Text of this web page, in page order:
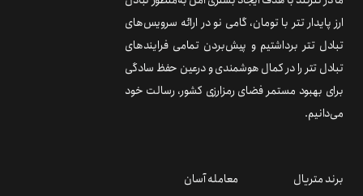
ارز پایدار تتر با تومان، گامی نو در ارائه سرویس‌های
تبادل تتر برداشتیم و پیش‌بردن تمامی فرایندهای
تبادل تتر را در کمال هوشمندی و درعین حفظ سادگی
برای بهبود مستمر فضای رمزارزی کشور، رسالت خود
می‌دانیم.
برند متریال معامله آسان